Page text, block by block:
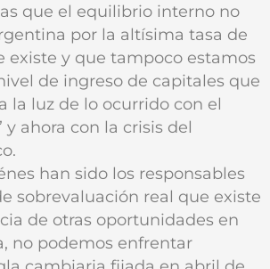
que el equilibrio interno no
por la altísima tasa de
existe y que tampoco estamos
de ingreso de capitales que
la luz de lo ocurrido con el
y ahora con la crisis del
han sido los responsables
sobrevaluación real que existe
de otras oportunidades en
no podemos enfrentar